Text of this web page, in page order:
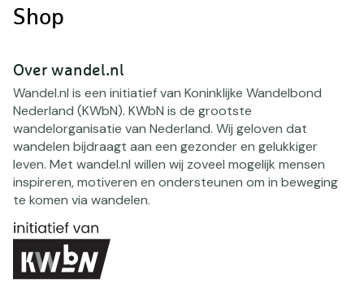
Shop
Over wandel.nl
Wandel.nl is een initiatief van Koninklijke Wandelbond
Nederland (KWbN). KWbN is de grootste
wandelorganisatie van Nederland. Wij geloven dat
wandelen bijdraagt aan een gezonder en gelukkiger
leven. Met wandel.nl willen wij zoveel mogelijk mensen
inspireren, motiveren en ondersteunen om in beweging
te komen via wandelen.